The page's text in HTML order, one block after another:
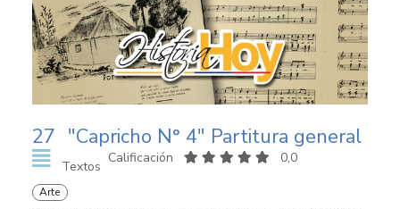
27 "Capricho N° 4" Partitura general
Textos
Calificación 0,0
Arte